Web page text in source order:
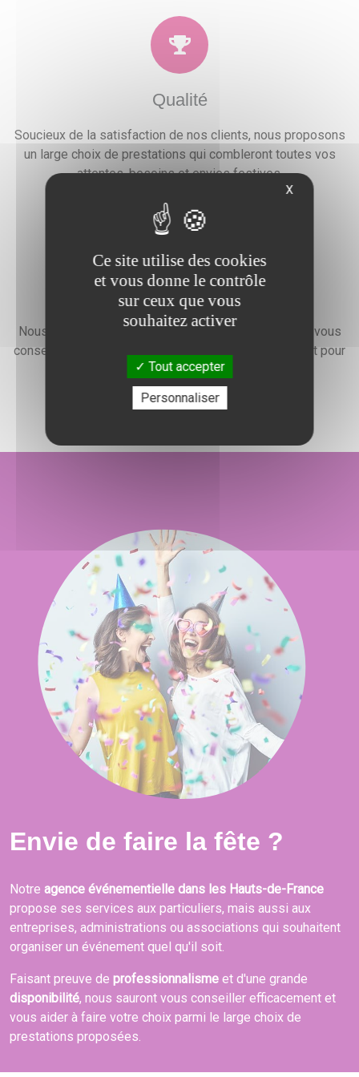
Qualité
Soucieux de la satisfaction de nos clients, nous proposons
un large choix de prestations qui combleront toutes vos
attentes, besoins et envies festives.
Devis gratuit
Nous faisons preuve d'une grande disponibilité pour vous
conseiller, vous renseigner et élaborer un devis gratuit pour
l'organisation de votre événement.
Envie de faire la fête ?
Notre agence événementielle dans les Hauts-de-France
propose ses services aux particuliers, mais aussi aux
entreprises, administrations ou associations qui souhaitent
organiser un événement quel qu'il soit.
Faisant preuve de professionnalisme et d'une grande
disponibilité, nous sauront vous conseiller efficacement et
vous aider à faire votre choix parmi le large choix de
prestations proposées.
X
Ce site utilise des cookies
et vous donne le contrôle
sur ceux que vous
souhaitez activer
Tout accepter
Personnaliser